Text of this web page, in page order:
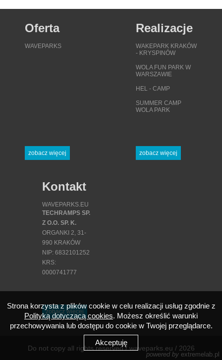
Oferta
WAVEPARKS
zobacz więcej
Realizacje
WAKEPARK KRAKÓW
- KRYSPINÓW
WOLA FUN PARK W
WARSZAWIE
HEL - CAMP
SUMMER CAMP
WOLA PARK
zobacz więcej
Kontakt
WAVEPARKS.EU
TECHRAMPS SP.
Z O.O. SP. K.
ORGANKI 2, 31-
990 KRAKÓW
NIP: 6832101252
KRS:
0000741777
380871341
DZIAŁ HANDLOWY
TEL.: +48 12 200
KOM: +48 731
zobacz więcej
Do not copy all rights reserved / waveparks.eu / 2026
powered by extremelab.pl
Strona korzysta z plików cookie w celu realizacji usług zgodnie z
Polityką dotyczącą cookies. Możesz określić warunki
przechowywania lub dostępu do cookie w Twojej przeglądarce.
Akceptuję